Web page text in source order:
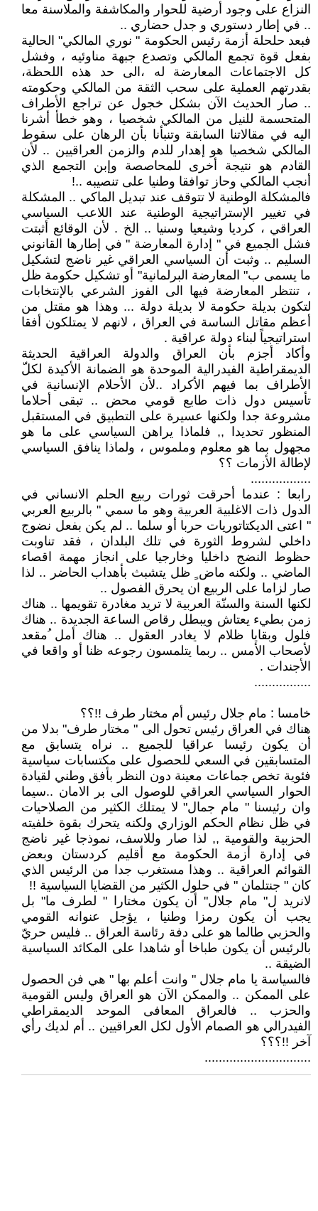
النزاع على وجود أرضية للحوار والمكاشفة والملاسنة معا
.. في إطار دستوري و جدل حضاري ..
فبعد حلحلة أزمة رئيس الحكومة " نوري المالكي" الحالية
بفعل قوة تجمع المالكي وتصدع جبهة مناوئيه ، وفشل
كل الاجتماعات المعارضة له ،الى حد هذه اللحظة،
بقدرتهم العملية على سحب الثقة من المالكي وحكومته
.. صار الحديث الآن بشكل خجول عن تراجع الأطراف
المتحسمة للنيل من المالكي شخصيا ، وهو خطأ أشرنا
اليه في مقالاتنا السابقة وتنبأنا بأن الرهان على سقوط
المالكي شخصيا هو إهدار للدم والزمن العراقيين .. لأن
القادم هو نتيجة أخرى للمحاصصة وإبن التجمع الذي
أنجب المالكي وحاز توافقا وطنيا على تنصيبه ..!
فالمشكلة الوطنية لا تتوقف عند تبديل الماكي .. المشكلة
في تغيير الإستراتيجية الوطنية عند اللاعب السياسي
العراقي ، كرديا وشيعيا وسنيا .. الخ . لأن الوقائع أثبتت
فشل الجميع في " إدارة المعارضة " في إطارها القانوني
السليم .. وثبت أن السياسي العراقي غير ناضج لتشكيل
ما يسمى ب" المعارضة البرلمانية" أو تشكيل حكومة ظل
، تنتظر المعارضة فيها الى الفوز الشرعي بالإنتخابات
لتكون بديلة حكومة لا بديلة دولة ... وهذا هو مقتل من
أعظم مقاتل الساسة في العراق ، لانهم لا يمتلكون أفقا
استراتيجياً لبناء دولة عراقية .
وأكاد أجزم بأن العراق والدولة العراقية الحديثة
الديمقراطية الفيدرالية الموحدة هو الضمانة الأكيدة لكلّ
الأطراف بما فيهم الأكراد ..لأن الأحلام الإنسانية في
تأسيس دول ذات طابع قومي محض .. تبقى أحلاما
مشروعة جدا ولكنها عسيرة على التطبيق في المستقبل
المنظور تحديدا ,, فلماذا يراهن السياسي على ما هو
مجهول بما هو معلوم وملموس ، ولماذا ينافق السياسي
لإطالة الأزمات ؟؟
.................
رابعا : عندما أحرقت ثورات ربيع الحلم الانساني في
الدول ذات الاغلبية العربية وهو ما سمي " بالربيع العربي
" اعتى الديكتاتوريات حربا أو سلما .. لم يكن بفعل نضوج
داخلي لشروط الثورة في تلك البلدان ، فقد تناوبت
حظوط النضج داخليا وخارجيا على انجاز مهمة اقصاء
الماضي .. ولكنه ماض ٍ ظل يتشبث بأهداب الحاضر .. لذا
صار لزاما على الربيع ان يحرق الفصول ..
لكنها السنة والسنّة العربية لا تريد مغادرة تقويمها .. هناك
زمن بطيء يعتاش ويبطل رقاص الساعة الجديدة .. هناك
فلول وبقايا ظلام لا يغادر العقول .. هناك أمل ُمقعد
لأصحاب الأمس .. ربما يتلمسون رجوعه ظنا أو واقعا في
الأجندات .
................
خامسا : مام جلال رئيس أم مختار طرف !!؟؟
هناك في العراق رئيس تحول الى " مختار طرف" بدلا من
أن يكون رئيسا عراقيا للجميع .. نراه يتسابق مع
المتسابقين في السعي للحصول على مكتسابات سياسية
فئوية تخص جماعات معينة دون النظر بأفق وطني لقيادة
الحوار السياسي العراقي للوصول الى بر الامان ..سيما
وان رئيسنا " مام جمال" لا يمتلك الكثير من الصلاحيات
في ظل نظام الحكم الوزاري ولكنه يتحرك بقوة خلفيته
الحزبية والقومية ,, لذا صار وللاسف، نموذجا غير ناضج
في إدارة أزمة الحكومة مع أقليم كردستان وبعض
القوائم العراقية .. وهذا مستغرب جدا من الرئيس الذي
كان " جنتلمان " في حلول الكثير من القضايا السياسية !!
لانريد ل" مام جلال" أن يكون مختارا " لطرف ما" بل
يجب أن يكون رمزا وطنيا ، يؤجل عنوانه القومي
والحزبي طالما هو على دفة رئاسة العراق .. فليس حريّ
بالرئيس أن يكون طباخا أو شاهدا على المكائد السياسية
الضيقة ..
فالسياسة يا مام جلال " وانت أعلم بها " هي فن الحصول
على الممكن .. والممكن الآن هو العراق وليس القومية
والحزب .. فالعراق المعافى الموحد الديمقراطي
الفيدرالي هو الصمام الأول لكل العراقيين .. أم لديك رأي
آخر !!؟؟؟
..............................